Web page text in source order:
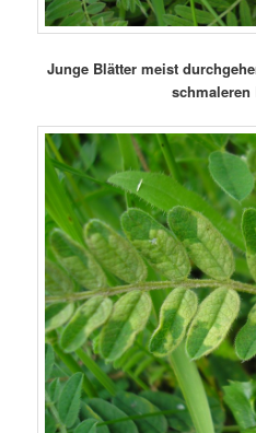
Junge Blätter meist
schmaleren